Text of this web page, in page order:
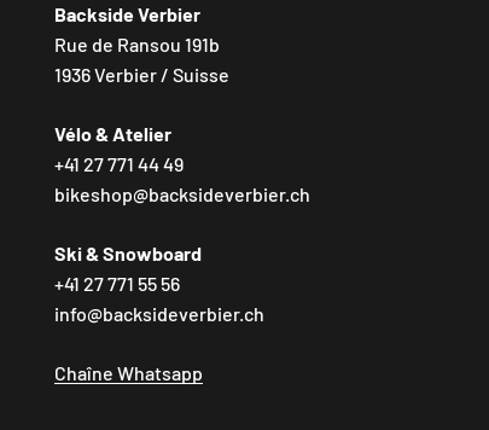
Backside Verbier
Rue de Ransou 191b
1936 Verbier / Suisse
Vélo & Atelier
+41 27 771 44 49
bikeshop@backsideverbier.ch
Ski & Snowboard
+41 27 771 55 56
info@backsideverbier.ch
Chaîne Whatsapp